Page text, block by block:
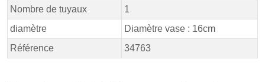
Nombre de tuyaux
1
diamètre
Diamètre vase : 16cm
Référence
34763